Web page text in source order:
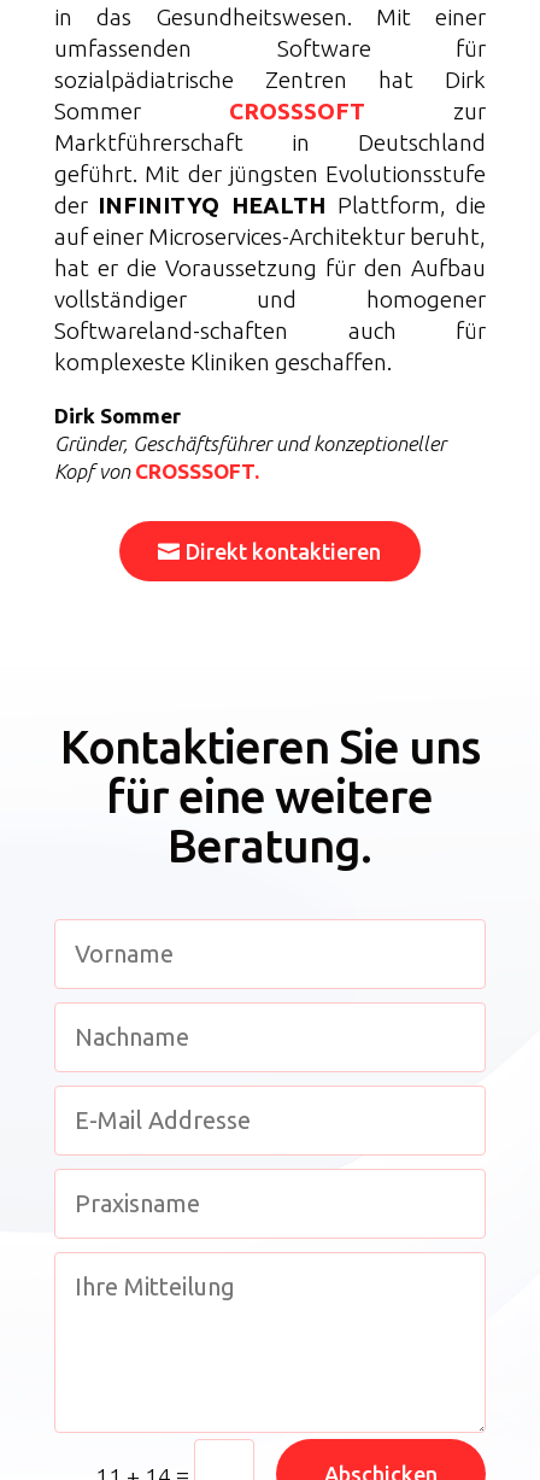
in das Gesundheitswesen. Mit einer
umfassenden Software für
sozialpädiatrische Zentren hat Dirk
Sommer CROSSSOFT zur
Marktführerschaft in Deutschland
geführt. Mit der jüngsten Evolutionsstufe
der INFINITYQ HEALTH Plattform, die
auf einer Microservices-Architektur beruht,
hat er die Voraussetzung für den Aufbau
vollständiger und homogener
Softwareland-schaften auch für
komplexeste Kliniken geschaffen.
Dirk Sommer
Gründer, Geschäftsführer und konzeptioneller
Kopf von CROSSSOFT.
Direkt kontaktieren
Kontaktieren Sie uns
für eineweitere
Beratung.
= Abschicken